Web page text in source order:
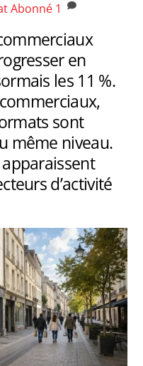
Abonné 1
en
les 11 %.
sont
même niveau.
d’activité